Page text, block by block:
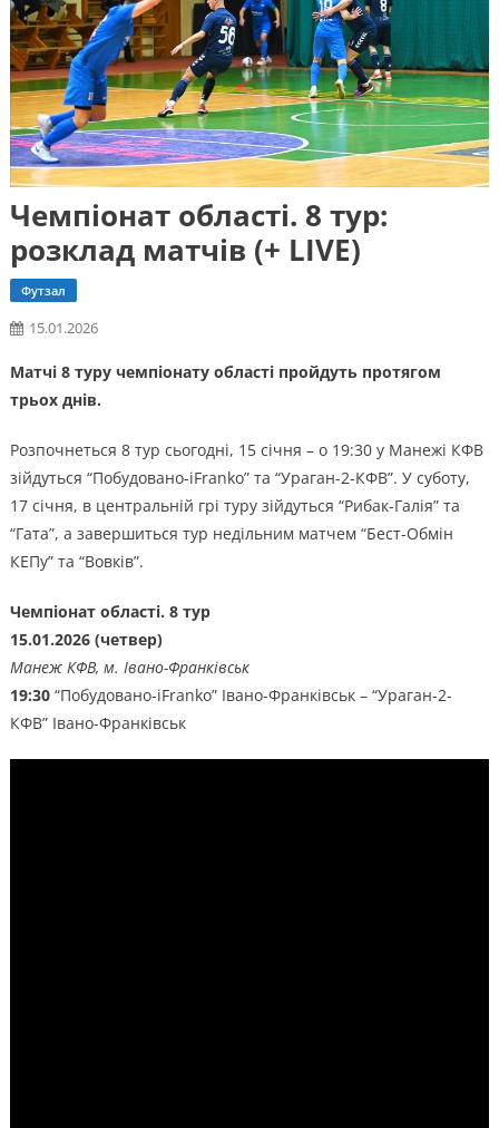
Чемпіонат області. 8 тур:
розклад матчів (+ LIVE)
Футзал
15.01.2026
Матчі 8 туру чемпіонату області пройдуть протягом
трьох днів.
Розпочнеться 8 тур сьогодні, 15 січня – о 19:30 у Манежі КФВ
зійдуться “Побудовано-iFranko” та “Ураган-2-КФВ”. У суботу,
17 січня, в центральній грі туру зійдуться “Рибак-Галія” та
“Гата”, а завершиться тур недільним матчем “Бест-Обмін
КЕПу” та “Вовків”.
Чемпіонат області. 8 тур
15.01.2026 (четвер)
Манеж КФВ, м. Івано-Франківськ
19:30“Побудовано-iFranko” Івано-Франківськ – “Ураган-2-
КФВ” Івано-Франківськ